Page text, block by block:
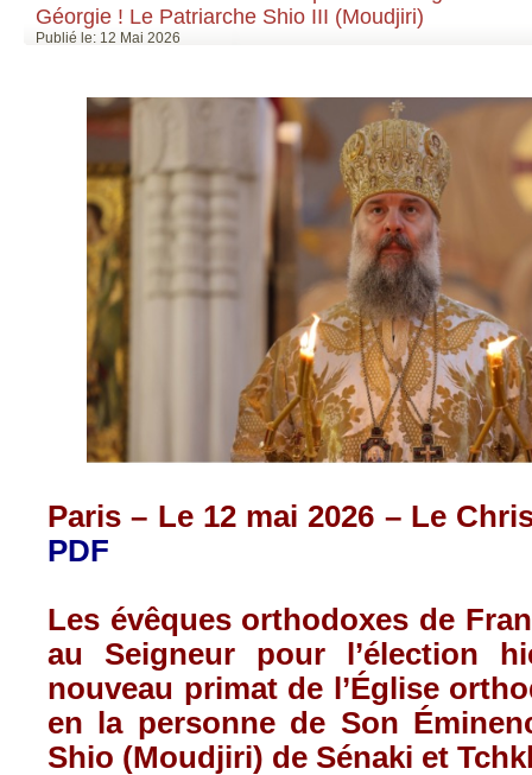
Géorgie ! Le Patriarche Shio III (Moudjiri)
Publié le: 12 Mai 2026
Paris – Le 12 mai 2026 – Le
PDF
Les évêques orthodoxes de
au Seigneur pour l’élection
nouveau primat de l’Église
en la personne de Son
Shio (Moudjiri) de Sénaki et